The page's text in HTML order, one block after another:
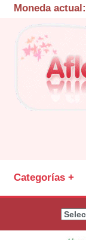
Moneda actual:
Categorías +